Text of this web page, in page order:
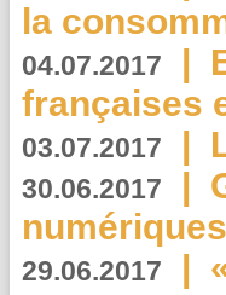
la
04.07.2017 |
françaises
03.07.2017 |
30.06.2017 |
numériques
29.06.2017 |